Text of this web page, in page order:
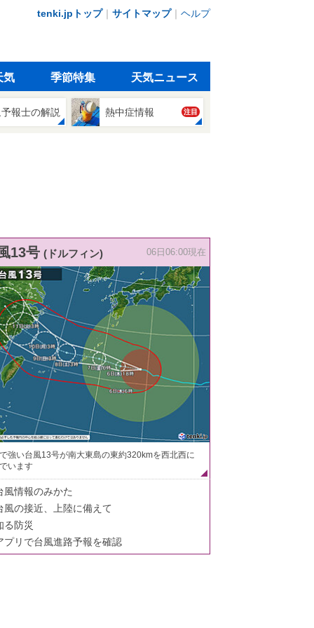
tenki.jpトップ｜ サイトマップ｜ ヘルプ
気 季節特集 天気ニュース
報士の解説 熱中症情報 注目
13号 (ドルフィン) 06日06:00現在
強い台風13号が南大東島の東約320kmを西北西に
います
風情報のみかた
風の接近、上陸に備えて
る防災
プリで台風進路予報を確認